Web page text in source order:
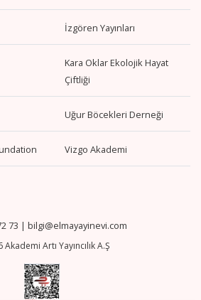
İzgören Yayınları
Kara Oklar Ekolojik Hayat
Çiftliği
Uğur Böcekleri Derneği
Vizgo Akademi
73 | bilgi@elmayayinevi.com
Artı Yayıncılık A.Ş